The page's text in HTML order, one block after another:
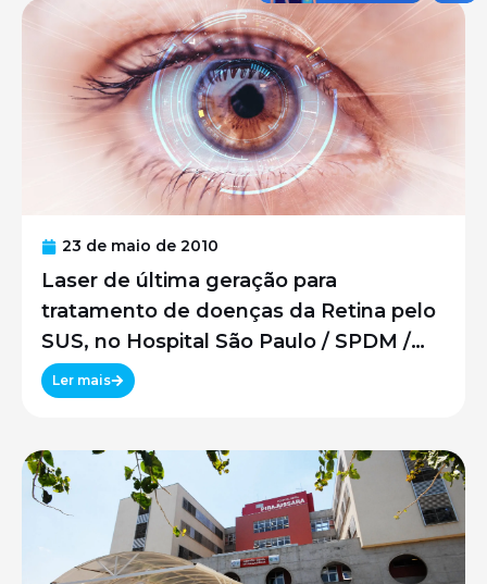
23 de maio de 2010
Laser de última geração para
tratamento de doenças da Retina pelo
SUS, no Hospital São Paulo / SPDM /
UNIFESP
Ler mais